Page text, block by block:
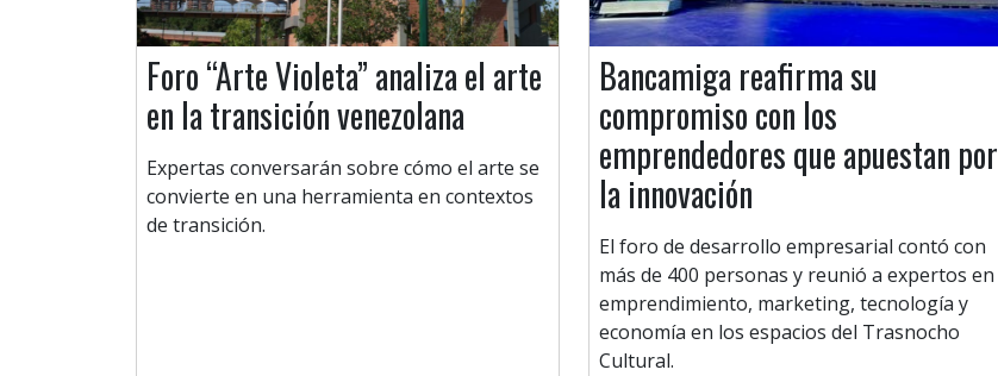
Foro “Arte Violeta” analiza el arte
en la transición venezolana
Expertas conversarán sobre cómo el arte se
convierte en una herramienta en contextos
de transición.
Bancamiga reafirma su
compromiso con los
emprendedores que apuestan por
la innovación
El foro de desarrollo empresarial contó con
más de 400 personas y reunió a expertos en
emprendimiento, marketing, tecnología y
economía en los espacios del Trasnocho
Cultural.